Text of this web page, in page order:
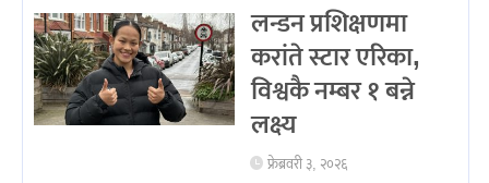
लन्डन प्रशिक्षणमा
करांते स्टार एरिका,
विश्वकै नम्बर १ बन्ने
लक्ष्य
फ्रेब्रवरी ३, २०२६